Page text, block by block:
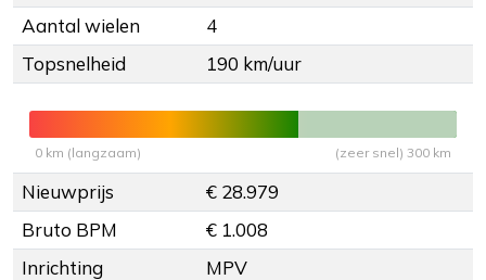
Aantal wielen
4
Topsnelheid
190 km/uur
0 km (langzaam) (zeer snel) 300 km
Nieuwprijs
€ 28.979
Bruto BPM
€ 1.008
Inrichting
MPV